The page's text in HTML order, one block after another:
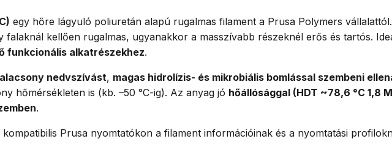
egy hőre lágyuló poliuretán alapú rugalmas filament a Prusa Polymers
kellően rugalmas, ugyanakkor a masszívabb részeknél erős és tartós.
funkcionális alkatrészekhez.
nedvszívást, magas hidrolízis- és mikrobiális bomlással szembeni
hőmérsékleten is (kb. –50 °C-ig). Az anyag jó hőállósággal (HDT ~78,6 °C 1,8
.
kompatibilis Prusa nyomtatókon a filament információinak és a nyomtatási